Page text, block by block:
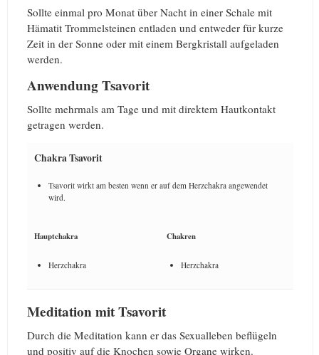
Sollte einmal pro Monat über Nacht in einer Schale mit
Hämatit Trommelsteinen entladen und entweder für kurze
Zeit in der Sonne oder mit einem Bergkristall aufgeladen
werden.
Anwendung Tsavorit
Sollte mehrmals am Tage und mit direktem Hautkontakt
getragen werden.
Chakra Tsavorit
Tsavorit wirkt am besten wenn er auf dem Herzchakra angewendet
wird.
Hauptchakra Chakren
Herzchakra Herzchakra
Meditation mit Tsavorit
Durch die Meditation kann er das Sexualleben beflügeln
und positiv auf die Knochen sowie Organe wirken.